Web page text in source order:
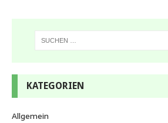
KATEGORIEN
Allgemein